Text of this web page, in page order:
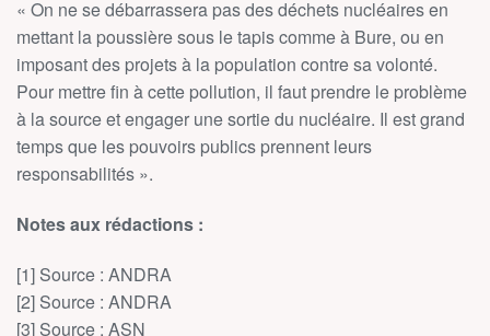
« On ne se débarrassera pas des déchets nucléaires en
mettant la poussière sous le tapis comme à Bure, ou en
imposant des projets à la population contre sa volonté.
Pour mettre fin à cette pollution, il faut prendre le problème
à la source et engager une sortie du nucléaire. Il est grand
temps que les pouvoirs publics prennent leurs
responsabilités ».
Notes aux rédactions :
[1] Source : ANDRA
[2] Source : ANDRA
[3] Source : ASN